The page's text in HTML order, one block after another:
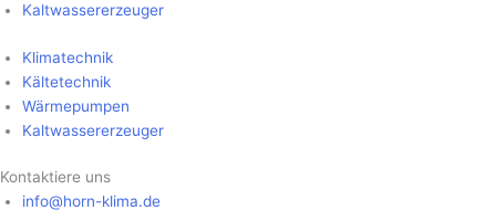
Kalt­wasser­erzeuger
Klima­technik
Kälte­technik
Wärme­pumpen
Kalt­wasser­erzeuger
Kontaktiere uns
info@horn-klima.de